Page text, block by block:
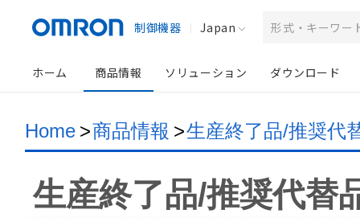
制御機器 Japan
ホーム 商品情報 ソリューション ダウンロード
Home >商品情報 >生産終了品/推奨代
生産終了品/推奨代替